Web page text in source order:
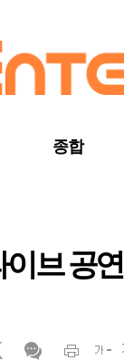
종합
이브 공연